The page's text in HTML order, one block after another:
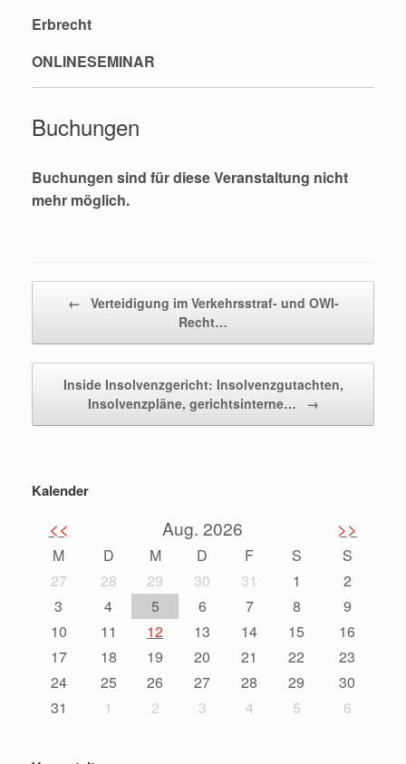
Erbrecht
ONLINESEMINAR
Buchungen
Buchungen sind für diese Veranstaltung nicht
mehr möglich.
← Verteidigung im Verkehrsstraf- und OWI-
Recht…
Inside Insolvenzgericht: Insolvenzgutachten,
Insolvenzpläne, gerichtsinterne…
→
Kalender
<< Aug. 2026 >>
M D M D F S
S
27
28 29 30 31 1
2
3
4 5 6 7 8
9
10
11 12 13 14 15
16
17
18 19 20 21 22
23
24
25 26 27 28 29
30
31
1 2 3 4 5 6